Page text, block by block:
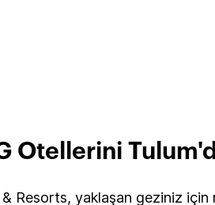
Otellerini
Resorts, yaklaşan geziniz